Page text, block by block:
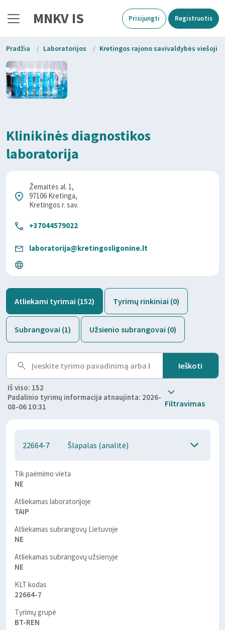
MNKV IS Prisijungti Registruotis
Pradžia / Laboratorijos / Kretingos rajono savivaldybės viešoji
Klinikinės diagnostikos
laboratorija
Žemaitės al. 1,
97106 Kretinga,
Kretingos r. sav.
+37044579022
laboratorija@kretingosligonine.lt
Atliekami tyrimai (152) Tyrimų rinkiniai (0)
Subrangovai (1) Užsienio subrangovai (0)
Iš viso: 152
Padalinio tyrimų informacija atnaujinta: 2026-
08-06 10:31
Filtravimas
22664-7 Šlapalas (analitė)
Tik paėmimo vieta
NE
Atliekamas laboratorijoje
TAIP
Atliekamas subrangovų Lietuvoje
NE
Atliekamas subrangovų užsienyje
NE
KLT kodas
22664-7
Tyrimų grupė
BT-REN